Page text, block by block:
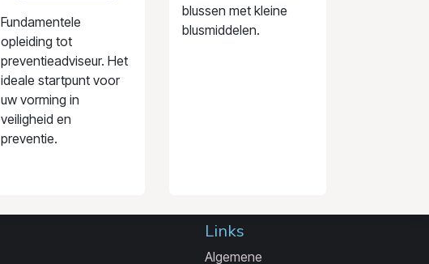
Fundamentele
opleiding tot
preventieadviseur. Het
ideale startpunt voor
uw vorming in
veiligheid en
preventie.
blussen met kleine
blusmiddelen.
Links
Algemene